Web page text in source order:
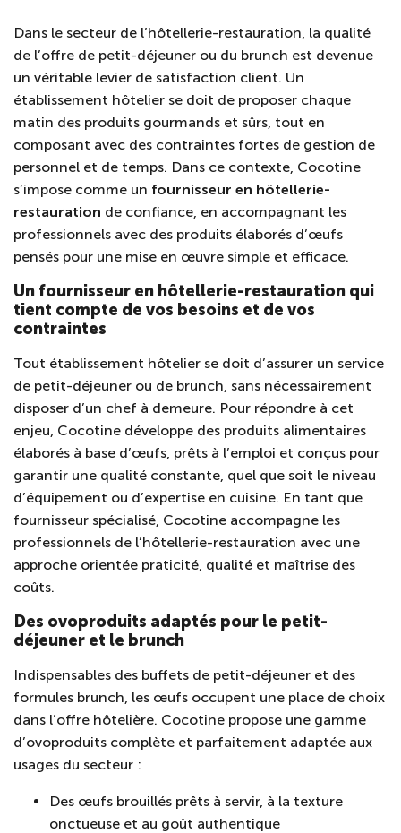
Dans le secteur de l’hôtellerie-restauration, la qualité
de l’offre de petit-déjeuner ou du brunch est devenue
un véritable levier de satisfaction client. Un
établissement hôtelier se doit de proposer chaque
matin des produits gourmands et sûrs, tout en
composant avec des contraintes fortes de gestion de
personnel et de temps. Dans ce contexte, Cocotine
s’impose comme un fournisseur en hôtellerie-
restauration de confiance, en accompagnant les
professionnels avec des produits élaborés d’œufs
pensés pour une mise en œuvre simple et efficace.
Un fournisseur en hôtellerie-restauration qui
tient compte de vos besoins et de vos
contraintes
Tout établissement hôtelier se doit d’assurer un service
de petit-déjeuner ou de brunch, sans nécessairement
disposer d’un chef à demeure. Pour répondre à cet
enjeu, Cocotine développe des produits alimentaires
élaborés à base d’œufs, prêts à l’emploi et conçus pour
garantir une qualité constante, quel que soit le niveau
d’équipement ou d’expertise en cuisine. En tant que
fournisseur spécialisé, Cocotine accompagne les
professionnels de l’hôtellerie-restauration avec une
approche orientée praticité, qualité et maîtrise des
coûts.
Des ovoproduits adaptés pour le petit-
déjeuner et le brunch
Indispensables des buffets de petit-déjeuner et des
formules brunch, les œufs occupent une place de choix
dans l’offre hôtelière. Cocotine propose une gamme
d’ovoproduits complète et parfaitement adaptée aux
usages du secteur :
Des œufs brouillés prêts à servir, à la texture
onctueuse et au goût authentique